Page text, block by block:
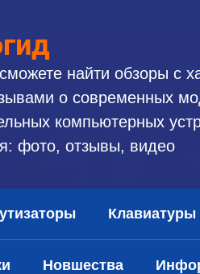
найти обзоры с
о современных
компьютерных
фото, отзывы, видео
Новшества